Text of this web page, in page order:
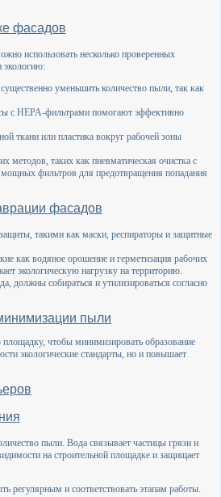
фасадов
использовать несколько проверенных
экологию:
уменьшить количество пыли, так как
с HEPA-фильтрами помогают эффективно
ткани или пластика вокруг рабочей зоны
методов, таких как пневматическая очистка с
фильтров для предотвращения попадания
фасадов
такими как маски, респираторы и защитные
как водяное орошение и герметизация рабочих
экологическую нагрузку на территорию.
должны собираться и утилизироваться согласно
пыли
площадку, чтобы минимизировать образование
экологические стандарты, но и повышает
пыли. Вода связывает частицы грязи и
на строительной площадке и защищает
регулярным и соответствовать этапам работы.